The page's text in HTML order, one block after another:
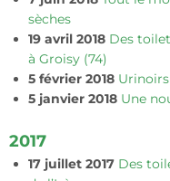
sèches
19 avril 2018 Des
à Groisy (74)
5 février 2018
5 janvier 2018 Une
2017
17 juillet 2017 Des